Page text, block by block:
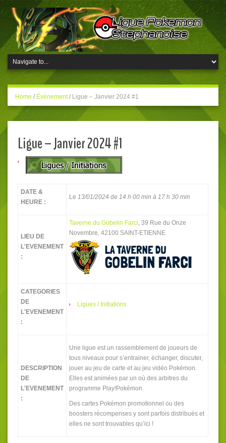
Home / Évènement / Ligue – Janvier 2024 #1
Ligue – Janvier 2024 #1
DATE &
HEURE :
Le 13/01/2024 de 14 h 00 min à 17 h 30 min
LIEU DE
L'EVENEMENT
:
Taverne du Gobelin Farci, 39 Rue du Onze
Novembre, 42100 SAINT-ETIENNE
CATEGORIES
DE
L'EVENEMENT
:
Ligues / Initiations
DESCRIPTION
DE
L'EVENEMENT
:
Une ligue est un rassemblement de joueurs de
tous niveaux pour s’entrainer, échanger, discuter,
jouer au jeu de carte et au jeu vidéo Pokémon.
Elles est animées par un où des arbitres du
programme Play!Pokémon.
Des cartes Pokémon promotionnel ou des
boosters récompenses y sont parfois distribués et
elles ne sont trouvables qu’ici !